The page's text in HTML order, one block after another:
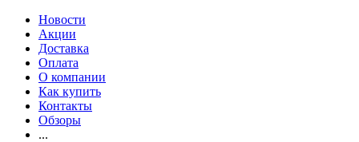
Новости
Акции
Доставка
Оплата
О компании
Как купить
Контакты
Обзоры
...